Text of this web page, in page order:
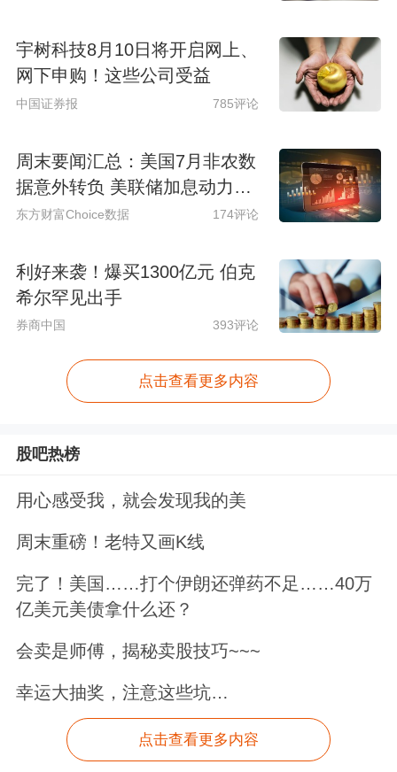
宇树科技8月10日将开启网上、
网下申购！这些公司受益
中国证券报 785评论
周末要闻汇总：美国7月非农数
据意外转负 美联储加息动力骤
减
东方财富Choice数据 174评论
利好来袭！爆买1300亿元 伯克
希尔罕见出手
券商中国 393评论
点击查看更多内容
股吧热榜
用心感受我，就会发现我的美
周末重磅！老特又画K线
完了！美国……打个伊朗还弹药不足……40万
亿美元美债拿什么还？
会卖是师傅，揭秘卖股技巧~~~
幸运大抽奖，注意这些坑…
点击查看更多内容